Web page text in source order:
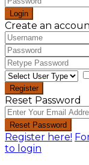
Login
Create an
Register
Reset Password
Reset Password
Register here!
to login